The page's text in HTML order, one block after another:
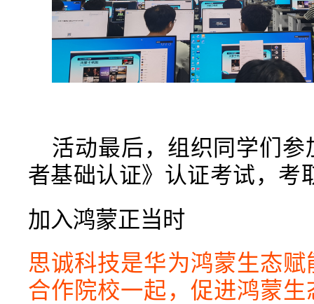
活动最后，组织同学们参
者基础认证》认证考试，考
加入鸿蒙正当时
思诚科技是华为鸿蒙生态
合作院校一起，促进鸿蒙